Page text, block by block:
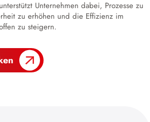
Unternehmen dabei, Prozesse zu
zu erhöhen und die Effizienz im
zu steigern.